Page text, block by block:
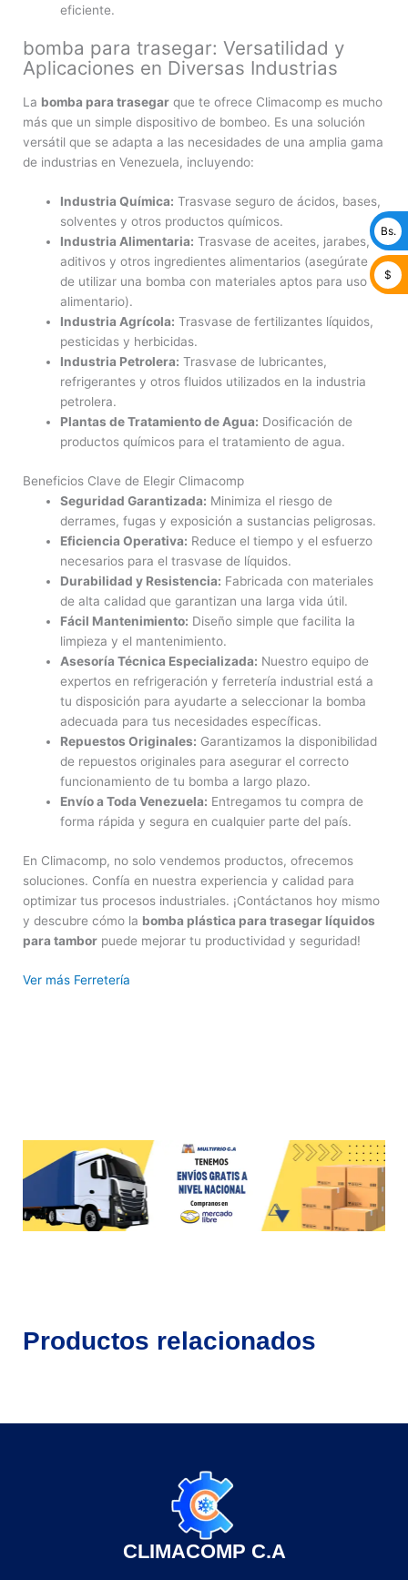
eficiente.
bomba para trasegar: Versatilidad y
Aplicaciones en Diversas Industrias
La bomba para trasegar que te ofrece Climacomp es mucho
más que un simple dispositivo de bombeo. Es una solución
versátil que se adapta a las necesidades de una amplia gama
de industrias en Venezuela, incluyendo:
Industria Química: Trasvase seguro de ácidos, bases,
solventes y otros productos químicos.
Industria Alimentaria: Trasvase de aceites, jarabes,
aditivos y otros ingredientes alimentarios (asegúrate
de utilizar una bomba con materiales aptos para uso
alimentario).
Industria Agrícola: Trasvase de fertilizantes líquidos,
pesticidas y herbicidas.
Industria Petrolera: Trasvase de lubricantes,
refrigerantes y otros fluidos utilizados en la industria
petrolera.
Plantas de Tratamiento de Agua: Dosificación de
productos químicos para el tratamiento de agua.
Beneficios Clave de Elegir Climacomp
Seguridad Garantizada: Minimiza el riesgo de
derrames, fugas y exposición a sustancias peligrosas.
Eficiencia Operativa: Reduce el tiempo y el esfuerzo
necesarios para el trasvase de líquidos.
Durabilidad y Resistencia: Fabricada con materiales
de alta calidad que garantizan una larga vida útil.
Fácil Mantenimiento: Diseño simple que facilita la
limpieza y el mantenimiento.
Asesoría Técnica Especializada: Nuestro equipo de
expertos en refrigeración y ferretería industrial está a
tu disposición para ayudarte a seleccionar la bomba
adecuada para tus necesidades específicas.
Repuestos Originales: Garantizamos la disponibilidad
de repuestos originales para asegurar el correcto
funcionamiento de tu bomba a largo plazo.
Envío a Toda Venezuela: Entregamos tu compra de
forma rápida y segura en cualquier parte del país.
En Climacomp, no solo vendemos productos, ofrecemos
soluciones. Confía en nuestra experiencia y calidad para
optimizar tus procesos industriales. ¡Contáctanos hoy mismo
y descubre cómo la bomba plástica para trasegar líquidos
para tambor puede mejorar tu productividad y seguridad!
Ver más Ferretería
Productos relacionados
CLIMACOMP C.A
Bs.
$